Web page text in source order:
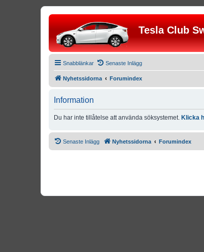
Tesla Club
Snabblänkar Senaste Inlägg
Nyhetssidorna Forumindex
Information
Du har inte tillåtelse att använda söksystemet. Klicka
Senaste Inlägg Nyhetssidorna Forumindex